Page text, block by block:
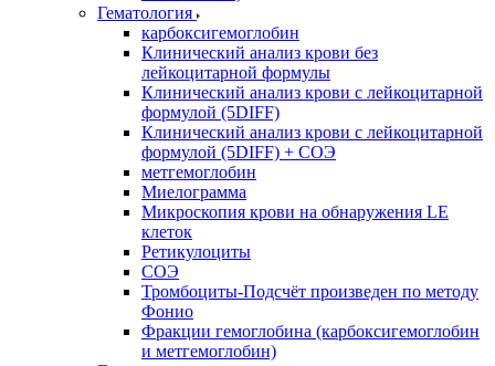
Гематология
карбоксигемоглобин
Клинический анализ крови без
лейкоцитарной формулы
Клинический анализ крови с лейкоцитарной
формулой (5DIFF)
Клинический анализ крови с лейкоцитарной
формулой (5DIFF) + СОЭ
метгемоглобин
Миелограмма
Микроскопия крови на обнаружения LE
клеток
Ретикулоциты
СОЭ
Тромбоциты-Подсчёт произведен по методу
Фонио
Фракции гемоглобина (карбоксигемоглобин
и метгемоглобин)